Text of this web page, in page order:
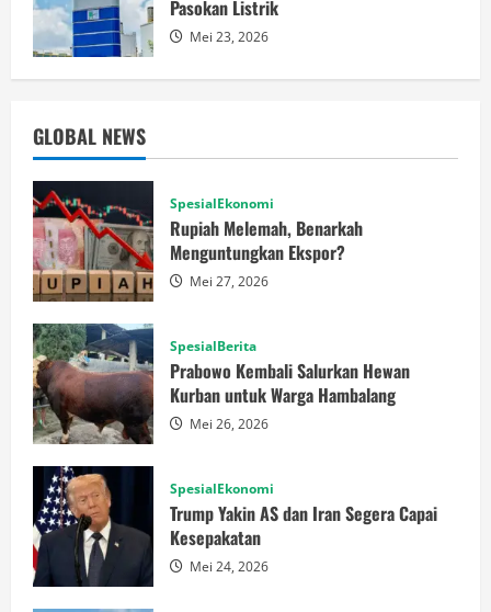
Pasokan Listrik
Mei 23, 2026
GLOBAL NEWS
SpesialEkonomi
Rupiah Melemah, Benarkah
Menguntungkan Ekspor?
Mei 27, 2026
SpesialBerita
Prabowo Kembali Salurkan Hewan
Kurban untuk Warga Hambalang
Mei 26, 2026
SpesialEkonomi
Trump Yakin AS dan Iran Segera Capai
Kesepakatan
Mei 24, 2026